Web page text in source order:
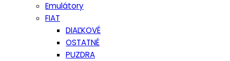
Emulátory
FIAT
DIAĽKOVÉ
OSTATNÉ
PUZDRA